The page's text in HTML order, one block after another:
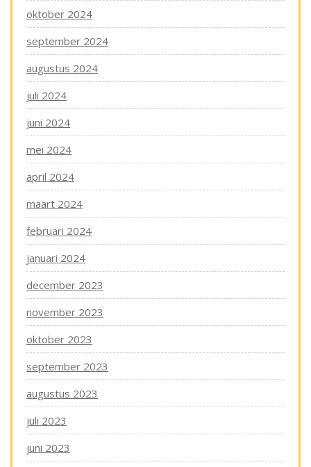
oktober 2024
september 2024
augustus 2024
juli 2024
juni 2024
mei 2024
april 2024
maart 2024
februari 2024
januari 2024
december 2023
november 2023
oktober 2023
september 2023
augustus 2023
juli 2023
juni 2023